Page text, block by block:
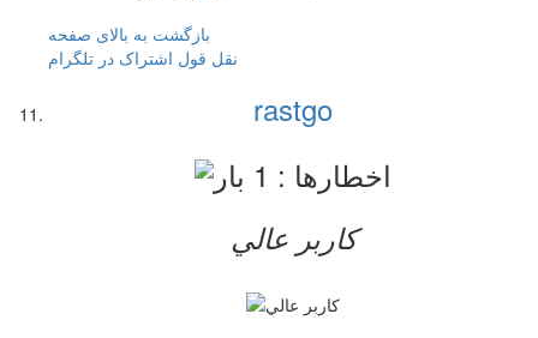
بازگشت به بالای صفحه
نقل قول اشتراک در تلگرام
rastgo
کاربر عالي